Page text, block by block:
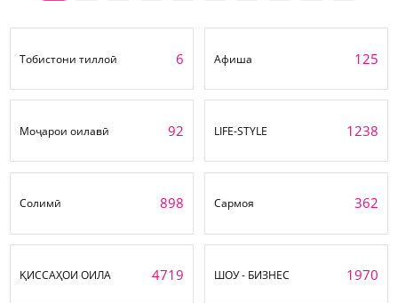
Тобистони тиллоӣ 6 Афиша 125
Моҷарои оилавӣ 92 LIFE-STYLE 1238
Солимӣ 898 Сармоя 362
ҚИССАҲОИ ОИЛА 4719 ШОУ - БИЗНЕС 1970